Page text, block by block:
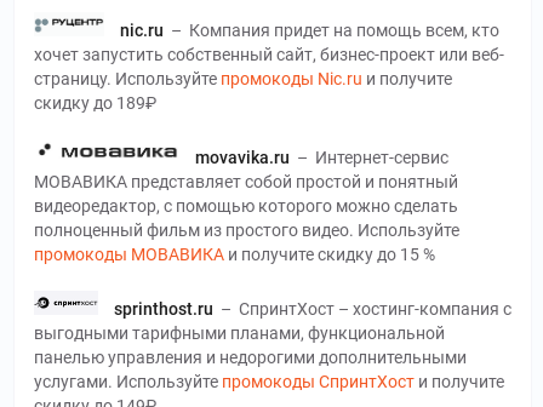
nic.ru – Компания придет на помощь всем, кто
хочет запустить собственный сайт, бизнес-проект или веб-
страницу. Используйте промокоды Nic.ru и получите
скидку до 189₽
movavika.ru – Интернет-сервис
МОВАВИКА представляет собой простой и понятный
видеоредактор, с помощью которого можно сделать
полноценный фильм из простого видео. Используйте
промокоды МОВАВИКА и получите скидку до 15 %
sprinthost.ru – СпринтХост – хостинг-компания с
выгодными тарифными планами, функциональной
панелью управления и недорогими дополнительными
услугами. Используйте промокоды СпринтХост и получите